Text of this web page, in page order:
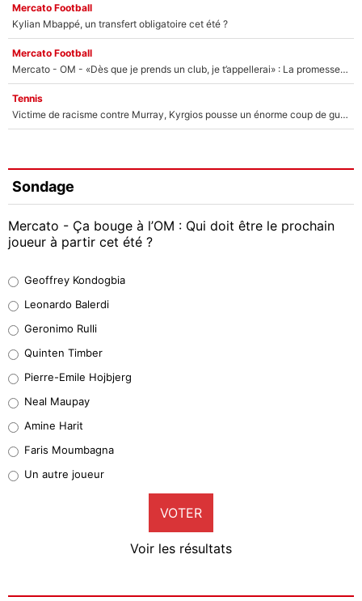
Mercato Football
Kylian Mbappé, un transfert obligatoire cet été ?
Mercato Football
Mercato - OM - «Dès que je prends un club, je t’appellerai» : La promesse de Marcelino au moment de claquer la porte
Tennis
Victime de racisme contre Murray, Kyrgios pousse un énorme coup de gueule !
Sondage
Mercato - Ça bouge à l’OM : Qui doit être le prochain
joueur à partir cet été ?
38%
32%
5%
1%
9%
Geoffrey Kondogbia
Leonardo Balerdi
Geronimo Rulli
Quinten Timber
Pierre-Emile Hojbjerg
Neal Maupay
Amine Harit
Faris Moumbagna
Un autre joueur
VOTER
Voir les résultats